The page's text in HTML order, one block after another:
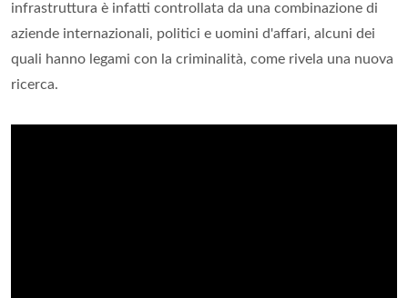
infrastruttura è infatti controllata da una combinazione di
aziende internazionali, politici e uomini d'affari, alcuni dei
quali hanno legami con la criminalità, come rivela una nuova
ricerca.